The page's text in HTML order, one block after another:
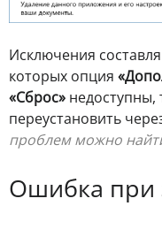
Исключения
которых опция
«Сброс» недоступны,
переустановить
проблем можно
Ошибка при